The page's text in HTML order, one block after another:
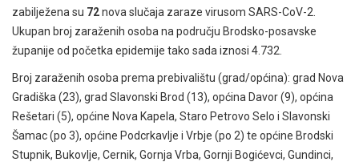
zabilježena su 72nova slučaja zaraze virusom SARS-CoV-2.
Ukupan broj zaraženih osoba na području Brodsko-posavske
županije od početka epidemije tako sada iznosi 4.732.
Broj zaraženih osoba prema prebivalištu (grad/općina): grad Nova
Gradiška (23), grad Slavonski Brod (13), općina Davor (9), općina
Rešetari (5), općine Nova Kapela, Staro Petrovo Selo i Slavonski
Šamac (po 3), općine Podcrkavlje i Vrbje (po 2) te općine Brodski
Stupnik, Bukovlje, Cernik, Gornja Vrba, Gornji Bogićevci, Gundinci,